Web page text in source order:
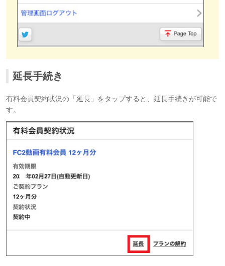
延長手続き
有料会員契約状況の「延長」をタップすると、延長手続きが可能で
す。